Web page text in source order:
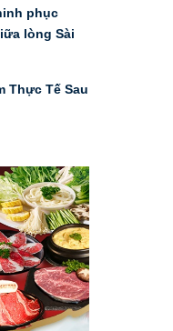
phục
lòng Sài
Thực Tế Sau